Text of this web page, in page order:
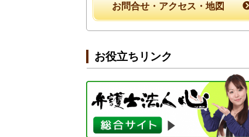
お問合せ・アクセス・地図
お役立ちリンク